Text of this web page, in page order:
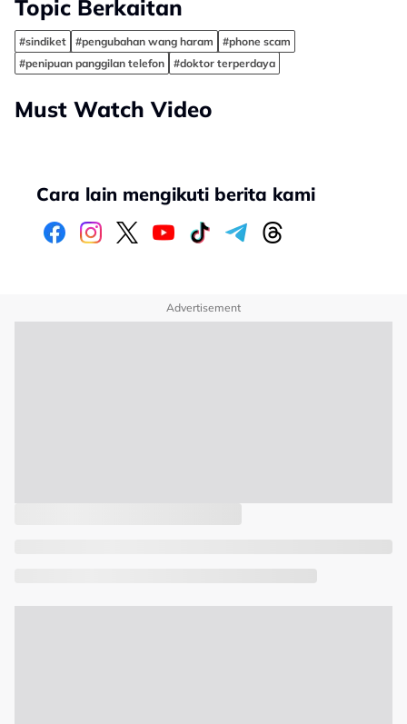
Topic Berkaitan
#sindiket #pengubahan wang haram
#phone scam
#penipuan panggilan telefon
#doktor terperdaya
Must Watch Video
Cara lain mengikuti berita kami
Advertisement